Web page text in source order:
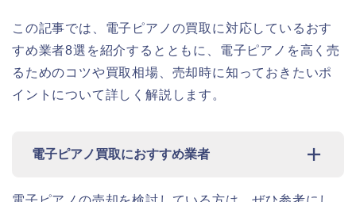
この記事では、電子ピアノの買取に対応しているおす
すめ業者8選を紹介するとともに、電子ピアノを高く売
るためのコツや買取相場、売却時に知っておきたいポ
イントについて詳しく解説します。
電子ピアノ買取におすすめ業者